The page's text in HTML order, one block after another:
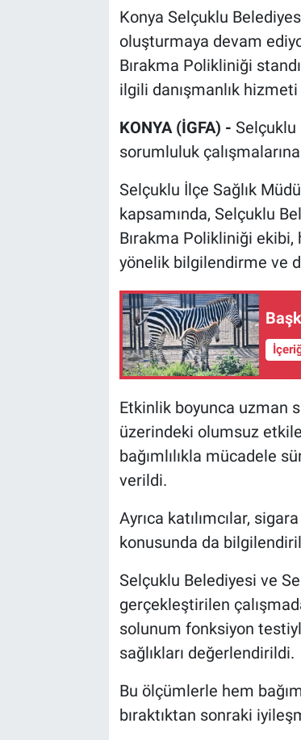
Konya Selçuklu
oluşturmaya devam
Bırakma Polikliniği
ilgili danışmanlık
KONYA (İGFA) - Selçuklu
sorumluluk
Selçuklu İlçe Sağlık
kapsamında, Selçuklu
Bırakma Polikliniği
yönelik bilgilendirme ve
Etkinlik boyunca uzman
üzerindeki olumsuz
bağımlılıkla mücadele
verildi.
Ayrıca katılımcılar,
konusunda da
Selçuklu Belediyesi ve
gerçekleştirilen
solunum fonksiyon
sağlıkları değerlendirildi.
Bu ölçümlerle hem
bıraktıktan sonraki